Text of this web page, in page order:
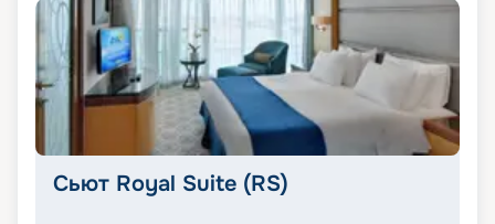
Сьют Royal Suite (RS)